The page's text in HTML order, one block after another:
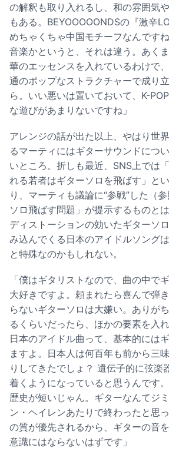
の解釈も取り入れるし、和の雰囲気
もある。BEYOOOOONDSの『激辛
めちゃくちゃ中国モチーフなんです
音楽かというと、それは違う。あく
華のエッセンスを入れているわけで
通のポップなストラクチャーで成り
ら。いい悪いは置いておいて、K-
な遊びがあまりないですね」
アレンジの話が出た以上、やはり世
るマーティにはギターサウンドにつ
いところ。折しも最近、SNS上では
れる若者はギターソロを飛ばす」と
り、マーティも議論に“参戦”した（参
ソロ飛ばす問題」が提示するものと
ディストーションの効いたギターソ
み込んでくる日本のアイドルソング
と特殊なのかもしれない。
「僕はギタリストなので、曲の中で
大好きですよ。頼まれたら喜んで弾
らないギターソロは大嫌い。ありが
るくらいだったら、ほかの要素を入
日本のアイドル曲って、基本的には
ますよ。日本人は何百年も前から三
りしてきたでしょ？ 遺伝子的に弦楽
着くようになっていると思うんです
歴史が短いじゃん。ギターなんてジ
ン・ヘイレンあたりで終わったと思
の質が優先されるから、ギターの音
意識にはならないはずです」